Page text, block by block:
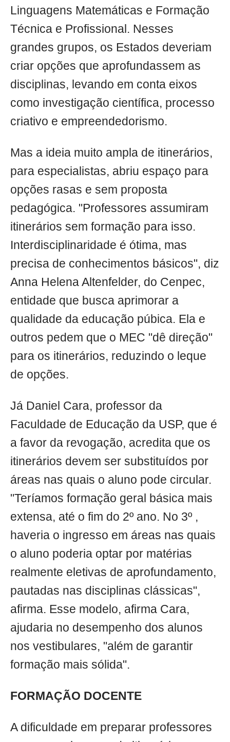
Linguagens Matemáticas e Formação
Técnica e Profissional. Nesses
grandes grupos, os Estados deveriam
criar opções que aprofundassem as
disciplinas, levando em conta eixos
como investigação científica, processo
criativo e empreendedorismo.
Mas a ideia muito ampla de itinerários,
para especialistas, abriu espaço para
opções rasas e sem proposta
pedagógica. "Professores assumiram
itinerários sem formação para isso.
Interdisciplinaridade é ótima, mas
precisa de conhecimentos básicos", diz
Anna Helena Altenfelder, do Cenpec,
entidade que busca aprimorar a
qualidade da educação púbica. Ela e
outros pedem que o MEC "dê direção"
para os itinerários, reduzindo o leque
de opções.
Já Daniel Cara, professor da
Faculdade de Educação da USP, que é
a favor da revogação, acredita que os
itinerários devem ser substituídos por
áreas nas quais o aluno pode circular.
"Teríamos formação geral básica mais
extensa, até o fim do 2º ano. No 3º ,
haveria o ingresso em áreas nas quais
o aluno poderia optar por matérias
realmente eletivas de aprofundamento,
pautadas nas disciplinas clássicas",
afirma. Esse modelo, afirma Cara,
ajudaria no desempenho dos alunos
nos vestibulares, "além de garantir
formação mais sólida".
FORMAÇÃO DOCENTE
A dificuldade em preparar professores